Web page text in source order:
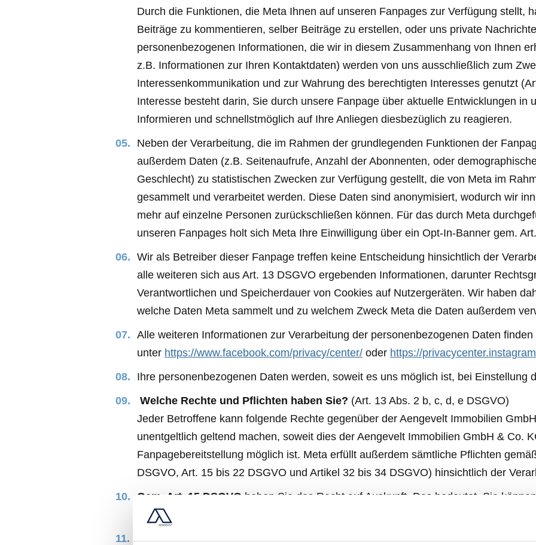
Durch die Funktionen, die Meta Ihnen auf unseren Fanpages zur Verfügung stellt,
Beiträge zu kommentieren, selber Beiträge zu erstellen, oder uns private
personenbezogenen Informationen, die wir in diesem Zusammenhang von Ihnen
z.B. Informationen zur Ihren Kontaktdaten) werden von uns ausschließlich zum
Interessenkommunikation und zur Wahrung des berechtigten Interesses genutzt
Interesse besteht darin, Sie durch unsere Fanpage über aktuelle Entwicklungen in
Informieren und schnellstmöglich auf Ihre Anliegen diesbezüglich zu reagieren.
Neben der Verarbeitung, die im Rahmen der grundlegenden Funktionen der
außerdem Daten (z.B. Seitenaufrufe, Anzahl der Abonnenten, oder
Geschlecht) zu statistischen Zwecken zur Verfügung gestellt, die von Meta im
gesammelt und verarbeitet werden. Diese Daten sind anonymisiert, wodurch wir
mehr auf einzelne Personen zurückschließen können. Für das durch Meta
unseren Fanpages holt sich Meta Ihre Einwilligung über ein Opt-In-Banner gem.
Wir als Betreiber dieser Fanpage treffen keine Entscheidung hinsichtlich der
alle weiteren sich aus Art. 13 DSGVO ergebenden Informationen, darunter
Verantwortlichen und Speicherdauer von Cookies auf Nutzergeräten. Wir haben
welche Daten Meta sammelt und zu welchem Zweck Meta die Daten außerdem
Alle weiteren Informationen zur Verarbeitung der personenbezogenen Daten
unter https://www.facebook.com/privacy/center/oder https://
Ihre personenbezogenen Daten werden, soweit es uns möglich ist, bei Einstellung
Welche Rechte und Pflichten haben Sie? (Art. 13 Abs. 2 b, c, d, e DSGVO)
Jeder Betroffene kann folgende Rechte gegenüber der Aengevelt Immobilien
unentgeltlich geltend machen, soweit dies der Aengevelt Immobilien GmbH & Co.
Fanpagebereitstellung möglich ist. Meta erfüllt außerdem sämtliche Pflichten
DSGVO, Art. 15 bis 22 DSGVO und Artikel 32 bis 34 DSGVO) hinsichtlich der
Gem. Art. 15 DSGVO haben Sie das Recht auf Auskunft. Das bedeutet, Sie
verlangen, ob Sie betreffende personenbezogene Daten durch uns verarbeitet
Gem. Art. 16 DSGVOhaben Sie das Recht auf Berichtigung. Das bedeutet, Sie